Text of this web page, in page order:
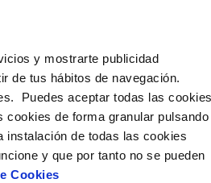
y mostrarte publicidad
de tus hábitos de navegación.
Puedes aceptar todas las cookies
cookies de forma granular pulsando
instalación de todas las cookies
y que por tanto no se pueden
Cookies
DE DATOS
datos bancarios
datos de domicilio
DE SERVICIO
compromisos
Counsel (Defensa del cliente)
DEL AGUA
de ahorro
de reserva
Nuestros compromisos
2020